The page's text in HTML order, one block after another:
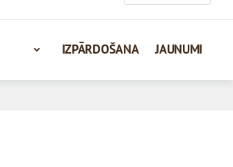
IZPĀRDOŠANA JAUNUMI